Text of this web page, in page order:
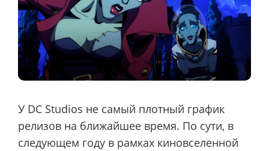
У DC Studios не самый плотный график
релизов на ближайшее время. По сути, в
следующем году в рамках киновселенной